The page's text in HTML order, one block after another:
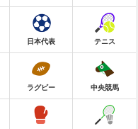
日本代表 テニス
ラグビー 中央競馬